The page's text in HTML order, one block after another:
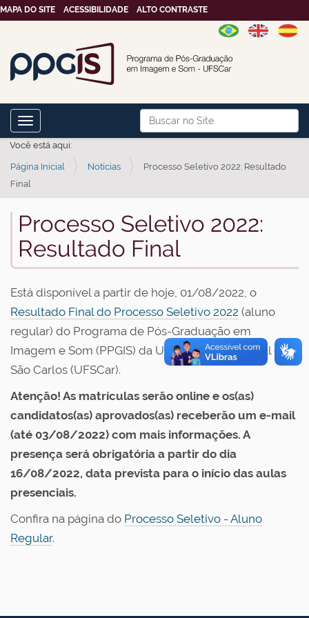
Busca
Busca Avançada…
MAPA DO SITE ACESSIBILIDADE ALTO CONTRASTE
Toggle navigation
Você está aqui:
Página Inicial Notícias
Processo Seletivo 2022: Resultado
Final
Processo Seletivo 2022:
Resultado Final
Está disponível a partir de hoje, 01/08/2022, o
Resultado Final do Processo Seletivo 2022 (aluno
regular) do Programa de Pós-Graduação em
Imagem e Som (PPGIS) da Universidade Federal de
São Carlos (UFSCar).
Atenção! As matrículas serão online e os(as)
candidatos(as) aprovados(as) receberão um e-mail
(até 03/08/2022) com mais informações. A
presença será obrigatória a partir do dia
16/08/2022, data prevista para o início das aulas
presenciais.
Confira na página do Processo Seletivo - Aluno
Regular.